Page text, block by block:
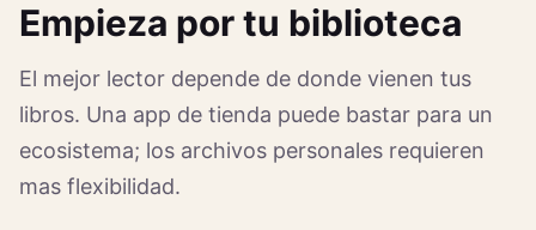
Empieza por tu biblioteca
El mejor lector depende de donde vienen tus
libros. Una app de tienda puede bastar para un
ecosistema; los archivos personales requieren
mas flexibilidad.